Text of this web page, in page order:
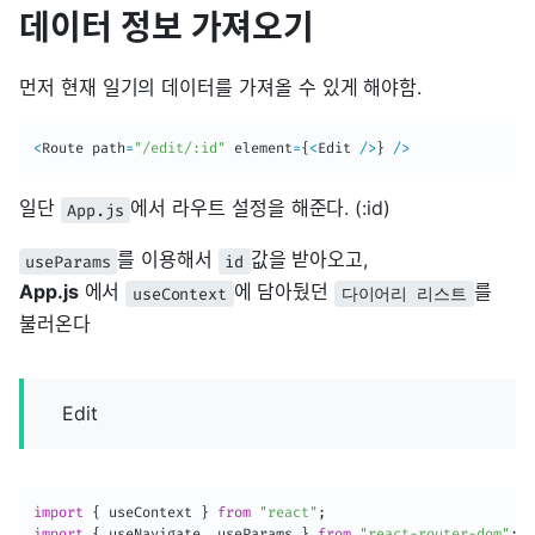
데이터 정보 가져오기
먼저 현재 일기의 데이터를 가져올 수 있게 해야함.
<Route path= "/edit/:id" element={ <Edit /> } />
일단 App.js 에서 라우트 설정을 해준다. (:id)
useParams 를 이용해서 id 값을 받아오고,
App.js에서 useContext 에 담아뒀던 다이어리 리스트 를
불러온다
Edit
import { useContext } from "react" ;